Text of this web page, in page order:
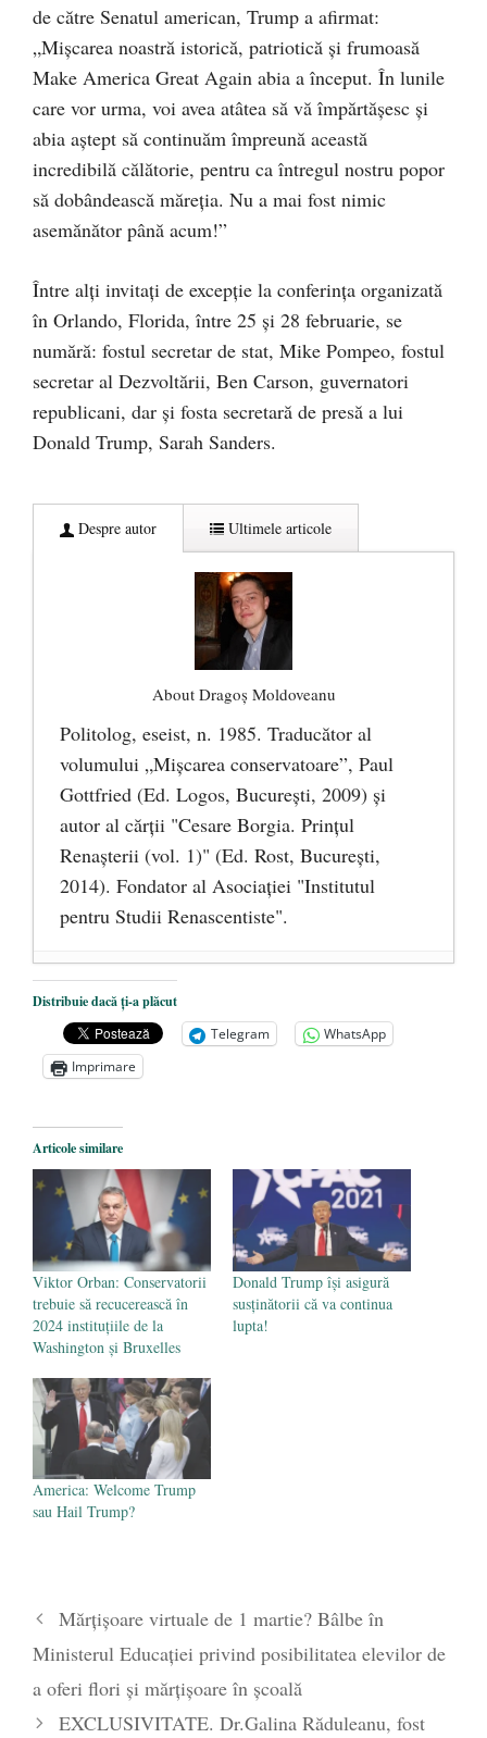
de către Senatul american, Trump a afirmat:
„Mișcarea noastră istorică, patriotică și frumoasă
Make America Great Again abia a început. În lunile
care vor urma, voi avea atâtea să vă împărtășesc și
abia aștept să continuăm împreună această
incredibilă călătorie, pentru ca întregul nostru popor
să dobândească măreția. Nu a mai fost nimic
asemănător până acum!”
Între alți invitați de excepție la conferința organizată
în Orlando, Florida, între 25 și 28 februarie, se
numără: fostul secretar de stat, Mike Pompeo, fostul
secretar al Dezvoltării, Ben Carson, guvernatori
republicani, dar și fosta secretară de presă a lui
Donald Trump, Sarah Sanders.
Despre autor Ultimele articole
About Dragoş Moldoveanu
Politolog, eseist, n. 1985. Traducător al
volumului „Mişcarea conservatoare”, Paul
Gottfried (Ed. Logos, Bucureşti, 2009) şi
autor al cărţii "Cesare Borgia. Prinţul
Renaşterii (vol. 1)" (Ed. Rost, Bucureşti,
2014). Fondator al Asociaţiei "Institutul
pentru Studii Renascentiste".
Trebuie să mărturisim. Nu mai este timp
de pierdut!
- 1 august 2024
Un vot critic pentru viitorul Europei și al
fiecăruia dintre noi!
naționale
Distribuie dacă ți-a plăcut
Telegram
WhatsApp
Imprimare
Articole similare
Viktor Orban: Conservatorii
trebuie să recucerească în
2024 instituţiile de la
Washington şi Bruxelles
Donald Trump își asigură
susținătorii că va continua
lupta!
America: Welcome Trump
sau Hail Trump?
Mărțișoare virtuale de 1 martie? Bâlbe în
Ministerul Educației privind posibilitatea elevilor de
a oferi flori și mărțișoare în școală
EXCLUSIVITATE. Dr.Galina Răduleanu, fost